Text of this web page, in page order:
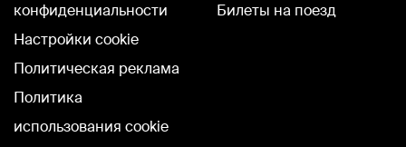
конфиденциальности
Настройки cookie
Политическая реклама
Политика
использования cookie
Билеты на поезд